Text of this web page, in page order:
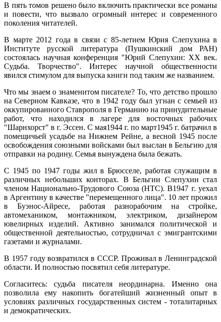
В пять томов решено было включить практически все романы
и повести, что вызвало огромный интерес и современного
поколения читателей.
В марте 2012 года в связи с 85-летием Юрия Слепухина в
Институте русской литература (Пушкинский дом РАН)
состоялась научная конференция "Юрий Слепухин: XX век.
Судьба. Творчество". Интерес научной общественности
явился стимулом для выпуска книги под таким же названием.
Что мы знаем о знаменитом писателе? То, что детство прошло
на Северном Кавказе, что в 1942 году был угнан с семьей из
оккупированного Ставрополя в Германию на принудительные
работ, что находился в лагере для восточных рабочих
"Шарнхорст" в г. Эссен. С мая1944 г. по март1945 г. батрачил в
помещичьей усадьбе на Нижнем Рейне, а весной 1945 после
освобождения союзными войсками был выслан в Бельгию для
отправки на родину. Семья вынуждена была бежать.
С 1945 по 1947 годы жил в Брюсселе, работая служащим в
различных небольших конторах. В Бельгии Слепухин стал
членом Национально-Трудового Союза (НТС). В1947 г. уехал
в Аргентину в качестве "перемещенного лица". 10 лет прожил
в Буэнос-Айресе, работая разнорабочим на стройке,
автомехаником, монтажником, электриком, дизайнером
ювелирных изделий. Активно занимался политической и
общественной деятельностью, сотрудничал с эмигрантскими
газетами и журналами.
В 1957 году возвратился в СССР. Проживал в Ленинградской
области. И полностью посвятил себя литературе.
Согласитесь: судьба писателя неординарна. Именно она
позволила ему накопить богатейший жизненный опыт в
условиях различных государственных систем - тоталитарных
и демократических.